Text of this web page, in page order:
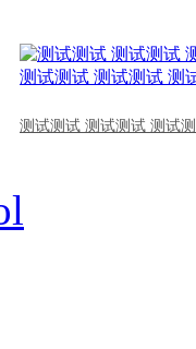
测试测试 测试测试 测试